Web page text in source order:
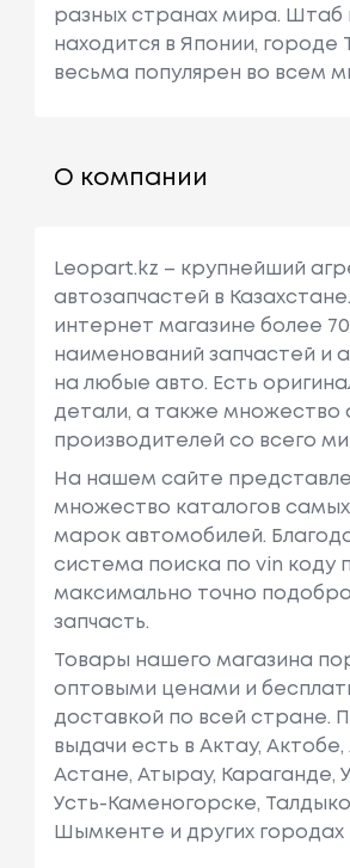
разных странах мира. Штаб
находится в Японии, городе
весьма популярен во всем
О компании
Leopart.kz – крупнейший
автозапчастей в
интернет магазине более
наименований запчастей и
на любые авто. Есть
детали, а также множество
производителей со всего
На нашем сайте
множество каталогов
марок автомобилей.
система поиска по vin коду
максимально точно
запчасть.
Товары нашего магазина
оптовыми ценами и
доставкой по всей стране.
выдачи есть в Актау,
Астане, Атырау, Караганде,
Усть-Каменогорске,
Шымкенте и других городах